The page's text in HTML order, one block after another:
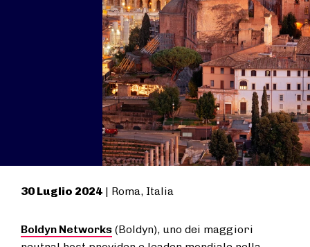
30 Luglio 2024 | Roma, Italia
Boldyn Networks (Boldyn), uno dei maggiori